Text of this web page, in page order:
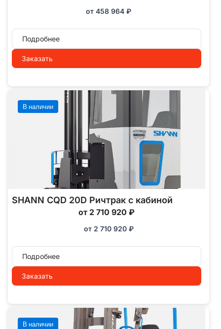
от 458 964 ₽
Подробнее
Заказать
В наличии
SHANN CQD 20D Ричтрак с кабиной
от 2 710 920 ₽
от 2 710 920 ₽
Подробнее
Заказать
В наличии